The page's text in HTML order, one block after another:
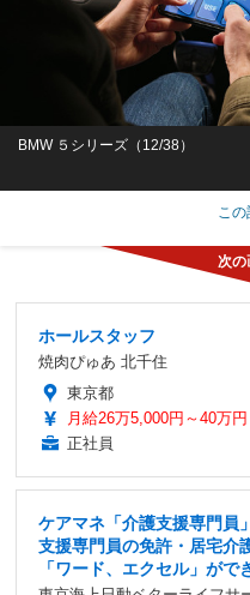
BMW ５シリーズ（12/38）
こ
ホールスタッフ
焼肉ぴゅあ 北千住
東京都
月給26万5,000円～40万円
正社員
ケアマネ「介護支援専門員
支援専門員の免許・居宅介
「ワード、エクセル」がで